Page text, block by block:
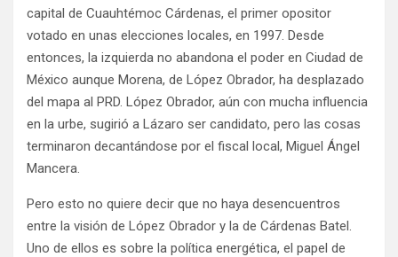
capital de Cuauhtémoc Cárdenas, el primer opositor
votado en unas elecciones locales, en 1997. Desde
entonces, la izquierda no abandona el poder en Ciudad de
México aunque Morena, de López Obrador, ha desplazado
del mapa al PRD. López Obrador, aún con mucha influencia
en la urbe, sugirió a Lázaro ser candidato, pero las cosas
terminaron decantándose por el fiscal local, Miguel Ángel
Mancera.
Pero esto no quiere decir que no haya desencuentros
entre la visión de López Obrador y la de Cárdenas Batel.
Uno de ellos es sobre la política energética, el papel de